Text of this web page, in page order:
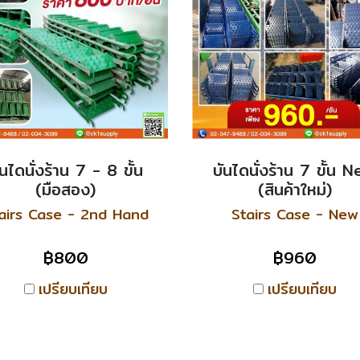
ไดนั่งร้าน 7 - 8 ขั้น
(มือสอง)
Case - 2nd Hand
฿800
เปรียบเทียบ
บันไดนั่งร้าน 7 ขั้น
(สินค้าใหม่)
Stairs Case - New
฿960
เปรียบเทียบ